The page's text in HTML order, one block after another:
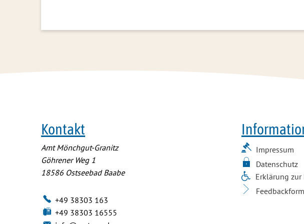
Kontakt
Amt Mönchgut-Granitz
Göhrener Weg 1
18586 Ostseebad Baabe
+49 38303 163
+49 38303 16555
Impressum
Datenschutz
Erklärung zur